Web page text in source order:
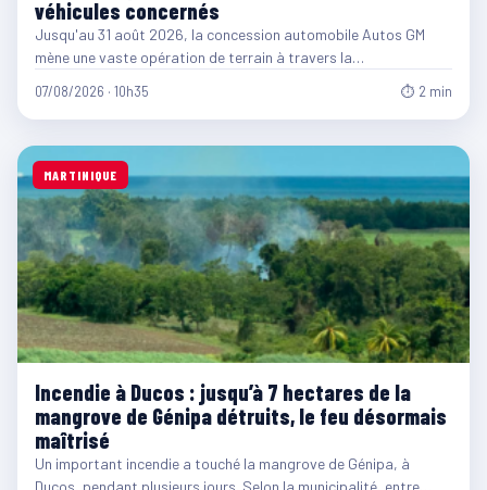
véhicules concernés
Jusqu'au 31 août 2026, la concession automobile Autos GM
mène une vaste opération de terrain à travers la…
07/08/2026 · 10h35 ⏱ 2 min
MARTINIQUE
Incendie à Ducos : jusqu’à 7 hectares de la
mangrove de Génipa détruits, le feu désormais
maîtrisé
Un important incendie a touché la mangrove de Génipa, à